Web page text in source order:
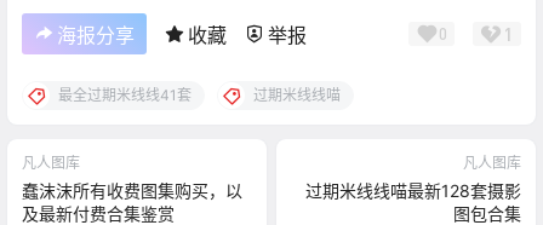
海报分享 收藏 举报 0 1
最全过期米线线41套 过期米线线喵
凡人图库
蠢沫沫所有收费图集购买，以
及最新付费合集鉴赏
凡人图库
过期米线线喵最新128套摄影
图包合集